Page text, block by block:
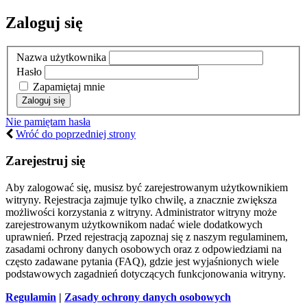
Zaloguj się
Nazwa użytkownika
Hasło
Zapamiętaj mnie
Nie pamiętam hasła
Wróć do poprzedniej strony
Zarejestruj się
Aby zalogować się, musisz być zarejestrowanym użytkownikiem
witryny. Rejestracja zajmuje tylko chwilę, a znacznie zwiększa
możliwości korzystania z witryny. Administrator witryny może
zarejestrowanym użytkownikom nadać wiele dodatkowych
uprawnień. Przed rejestracją zapoznaj się z naszym regulaminem,
zasadami ochrony danych osobowych oraz z odpowiedziami na
często zadawane pytania (FAQ), gdzie jest wyjaśnionych wiele
podstawowych zagadnień dotyczących funkcjonowania witryny.
Regulamin | Zasady ochrony danych osobowych